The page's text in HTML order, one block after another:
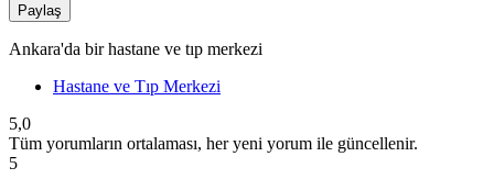
Paylaş
Ankara'da bir hastane ve tıp merkezi
Hastane ve Tıp Merkezi
5,0
Tüm yorumların ortalaması, her yeni yorum ile güncellenir.
5